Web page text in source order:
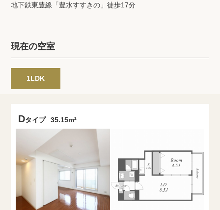
高級賃貸物件トピック 会社概要
商標について
地下鉄東豊線「豊水すすきの」徒歩17分
現在の空室
1LDK
Dタイプ 35.15m²